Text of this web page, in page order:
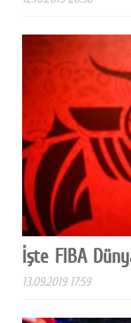
İşte FIBA
13.09.2019 17:59